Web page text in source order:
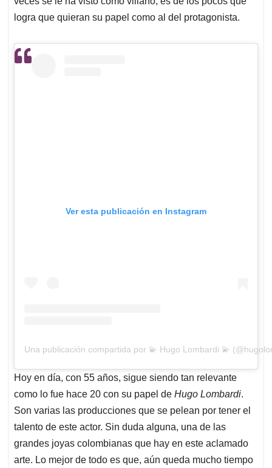
logra que quieran su papel como al del protagonista.
Ver esta publicación en Instagram
Una publicación compartida por 💫 Hugo Lombardi 💫
Hoy en día, con 55 años, sigue siendo tan relevante
como lo fue hace 20 con su papel de Hugo Lombardi.
Son varias las producciones que se pelean por tener el
talento de este actor. Sin duda alguna, una de las
grandes joyas colombianas que hay en este aclamado
arte. Lo mejor de todo es que, aún queda mucho tiempo